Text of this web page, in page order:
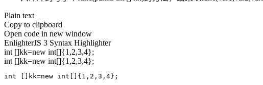
Plain text
Copy to clipboard
Open code in new window
EnlighterJS 3 Syntax Highlighter
int []kk=new int[]{1,2,3,4};
int []kk=new int[]{1,2,3,4};
int []kk=new int[]{1,2,3,4};